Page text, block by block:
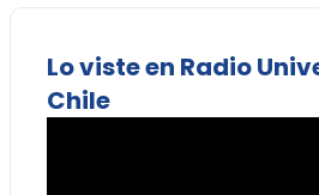
Lo viste en Radio
Chile